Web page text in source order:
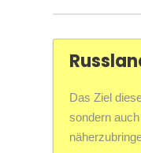
Das Ziel
sondern